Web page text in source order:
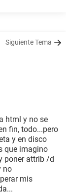
Siguiente Tema
html y no se
fin, todo...pero
y en disco
que imagino
poner attrib /d
no
mis